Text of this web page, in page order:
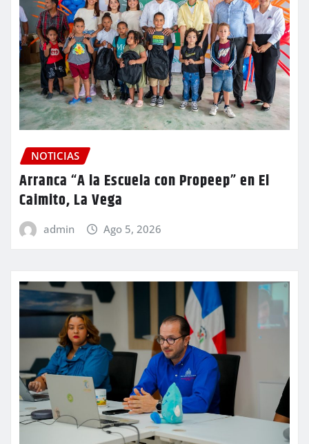
NOTICIAS
Arranca “A la Escuela con Propeep” en El
Caimito, La Vega
admin Ago 5, 2026